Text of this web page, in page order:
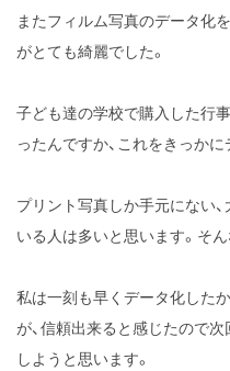
またフィルム写真のデータ化
がとても綺麗でした。
子ども達の学校で購入した行
ったんですか、これをきっか
プリント写真しか手元にない
いる人は多いと思います。そ
私は一刻も早くデータ化した
が、信頼出来ると感じたので
しようと思います。